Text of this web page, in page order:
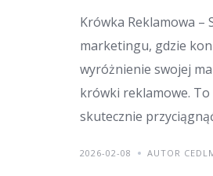
Krówka Reklamowa –
marketingu, gdzie
wyróżnienie swojej
krówki reklamowe.
skutecznie
2026-02-08 AUTOR